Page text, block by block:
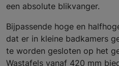
een absolute blikvanger.
Bijpassende hoge en
dat er in kleine badkamers
te worden gesloten op het
Wastafels vanaf 420 mm